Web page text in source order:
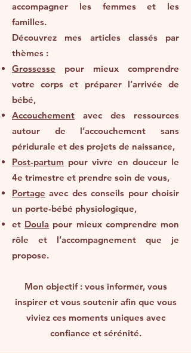
accompagner les femmes et les
familles.
Découvrez mes articles classés par
thèmes :
Grossesse pour mieux comprendre
votre corps et préparer l’arrivée de
bébé,
Accouchement avec des ressources
autour de l’accouchement sans
péridurale et des projets de naissance,
Post-partum pour vivre en douceur le
4e trimestre et prendre soin de vous,
Portage avec des conseils pour choisir
un porte-bébé physiologique,
et Doula pour mieux comprendre mon
rôle et l’accompagnement que je
propose.
Mon objectif : vous informer, vous
inspirer et vous soutenir afin que vous
viviez ces moments uniques avec
confiance et sérénité.